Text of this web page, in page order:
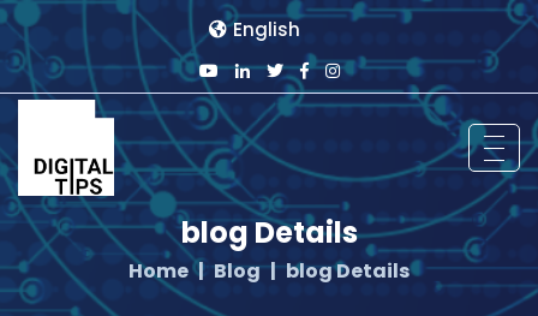
English
blog Details
Home Blog blog Details